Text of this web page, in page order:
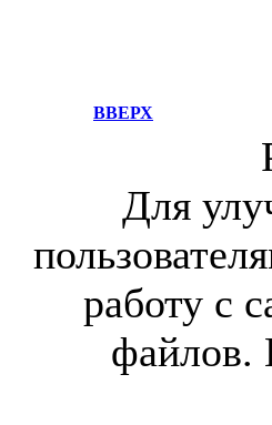
ВВЕРХ
Для
работу с
файлов.